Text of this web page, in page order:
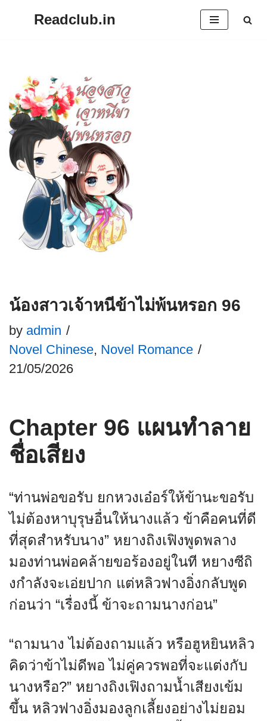
content
Readclub.in
น้องสาวเจ้าหนีข้าไม่พ้นหรอก 96
by admin
Novel Chinese, Novel Romance
21/05/2026
Chapter 96 แผนทำลาย
ชื่อเสียง
“ท่านพ่อขอรับ ยกหวงเอ๋อร์ให้ข้านะขอรับ
ไม่ต้องหาบุรุษอื่นให้นางแล้ว ข้าคือคนที่ดี
ที่สุดสำหรับนาง” หยางถิงเฟิงพูดพลาง
มองท่านพ่อคล้ายขอร้องอยู่ในที หยางซีถิ
งกำลังจะเอ่ยปาก แต่หลิวฟางอิ่งกลับพูด
ก่อนว่า “เรื่องนี้ ข้าจะถามนางก่อน”
“ถามนาง ไม่ต้องถามแล้ว หรือฮูหยินหลิว
คิดว่าข้าไม่ดีพอ ไม่คู่ควรพอที่จะแต่งกับ
นางหรือ?” หยางถิงเฟิงถามน้ำเสียงเข้ม
ขึ้น หลิวฟางอิ่งมองลูกเลี้ยงอย่างไม่ยอม